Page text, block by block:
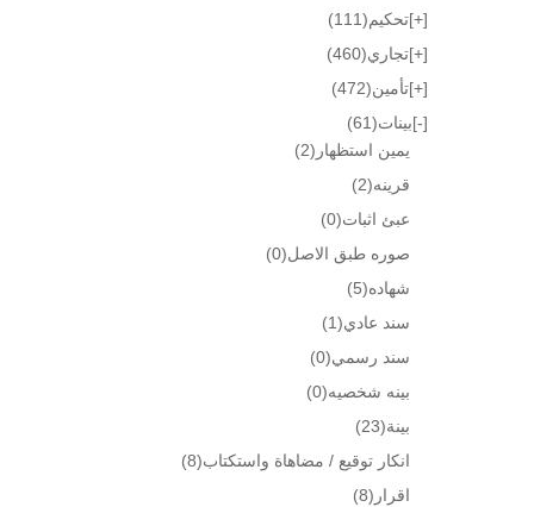
[+]تحكيم(111)
[+]تجاري(460)
[+]تأمين(472)
[-]بينات(61)
يمين استظهار (2)
قرينه(2)
عبئ اثبات(0)
صوره طبق الاصل(0)
شهاده(5)
سند عادي(1)
سند رسمي(0)
بينه شخصيه(0)
بينة(23)
انكار توقيع / مضاهاة واستكتاب(8)
اقرار (8)